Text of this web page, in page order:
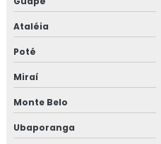
Ataléia
Poté
Miraí
Monte Belo
Ubaporanga